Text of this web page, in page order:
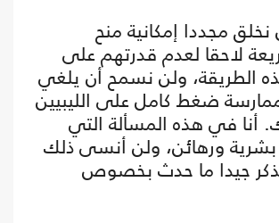
مجددا إمكانية منح
لاحقا لعدم قدرتهم على
الطريقة، ولن نسمح أن يلغي
ضغط كامل على الليبيين
أنا في هذه المسألة التي
بشرية ورهائن، ولن أنسى ذلك
جيدا ما حدث بخصوص